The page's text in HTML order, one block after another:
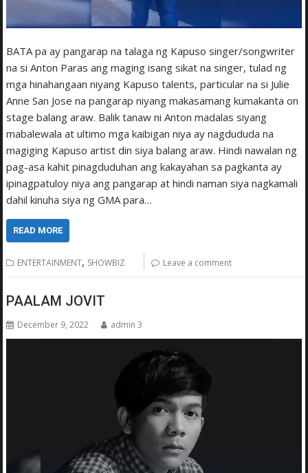
BATA pa ay pangarap na talaga ng Kapuso singer/songwriter
na si Anton Paras ang maging isang sikat na singer, tulad ng
mga hinahangaan niyang Kapuso talents, particular na si Julie
Anne San Jose na pangarap niyang makasamang kumakanta on
stage balang araw. Balik tanaw ni Anton madalas siyang
mabalewala at ultimo mga kaibigan niya ay nagdududa na
magiging Kapuso artist din siya balang araw. Hindi nawalan ng
pag-asa kahit pinagduduhan ang kakayahan sa pagkanta ay
ipinagpatuloy niya ang pangarap at hindi naman siya nagkamali
dahil kinuha siya ng GMA para…
READ MORE
ENTERTAINMENT, SHOWBIZ Leave a comment
PAALAM JOVIT
December 9, 2022 admin 3